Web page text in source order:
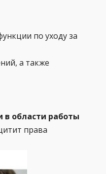
по уходу за
а также
области работы
права